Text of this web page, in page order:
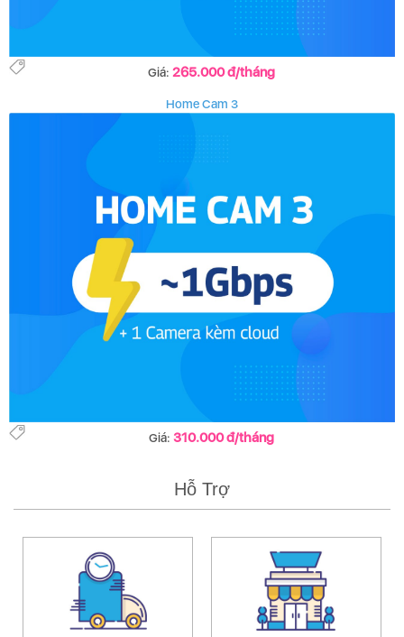
Giá:265.000 đ/tháng
Home Cam 3
Giá:310.000 đ/tháng
Hỗ Trợ